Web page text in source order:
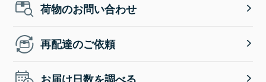
荷物のお問い合わせ
再配達のご依頼
お届け日数を調べる